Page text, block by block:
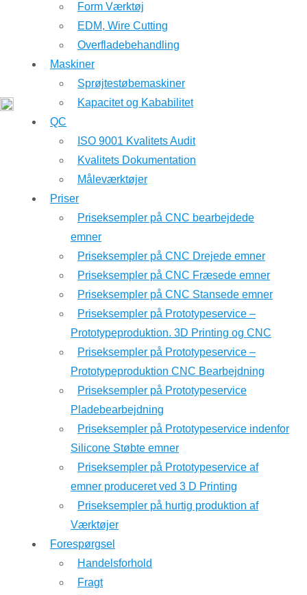
Form Værktøj
EDM, Wire Cutting
Overfladebehandling
Maskiner
Sprøjtestøbemaskiner
Kapacitet og Kababilitet
QC
ISO 9001 Kvalitets Audit
Kvalitets Dokumentation
Måleværktøjer
Priser
Priseksempler på CNC bearbejdede
emner
Priseksempler på CNC Drejede emner
Priseksempler på CNC Fræsede emner
Priseksempler på CNC Stansede emner
Priseksempler på Prototypeservice –
Prototypeproduktion. 3D Printing og CNC
Priseksempler på Prototypeservice –
Prototypeproduktion CNC Bearbejdning
Priseksempler på Prototypeservice
Pladebearbejdning
Priseksempler på Prototypeservice indenfor
Silicone Støbte emner
Priseksempler på Prototypeservice af
emner produceret ved 3 D Printing
Priseksempler på hurtig produktion af
Værktøjer
Forespørgsel
Handelsforhold
Fragt